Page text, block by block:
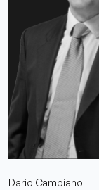
Dario Cambiano